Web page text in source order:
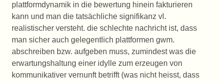
plattformdynamik in die bewertung hinein fakturieren
kann und man die tatsächliche signifikanz vl.
realistischer versteht. die schlechte nachricht ist, dass
man sicher auch gelegentlich plattformen gwm.
abschreiben bzw. aufgeben muss, zumindest was die
erwartungshaltung einer idylle zum erzeugen von
kommunikativer vernunft betrifft (was nicht heisst, dass